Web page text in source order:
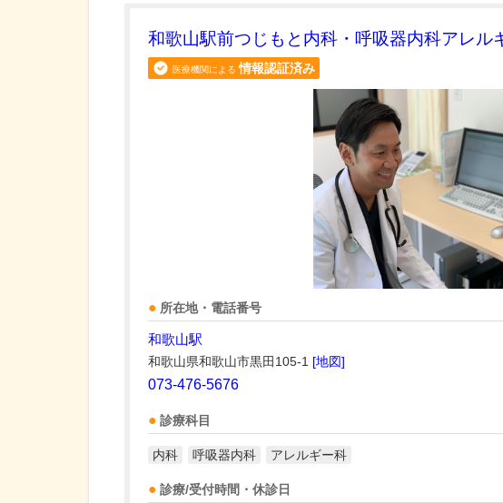
和歌山駅前つじもと内科・呼吸器内科アレル
医療機関による 情報認証済み
所在地・電話番号
和歌山駅
和歌山県和歌山市黒田105-1 [地図]
073-476-5676
診療科目
内科 呼吸器内科 アレルギー科
診療/受付時間・休診日